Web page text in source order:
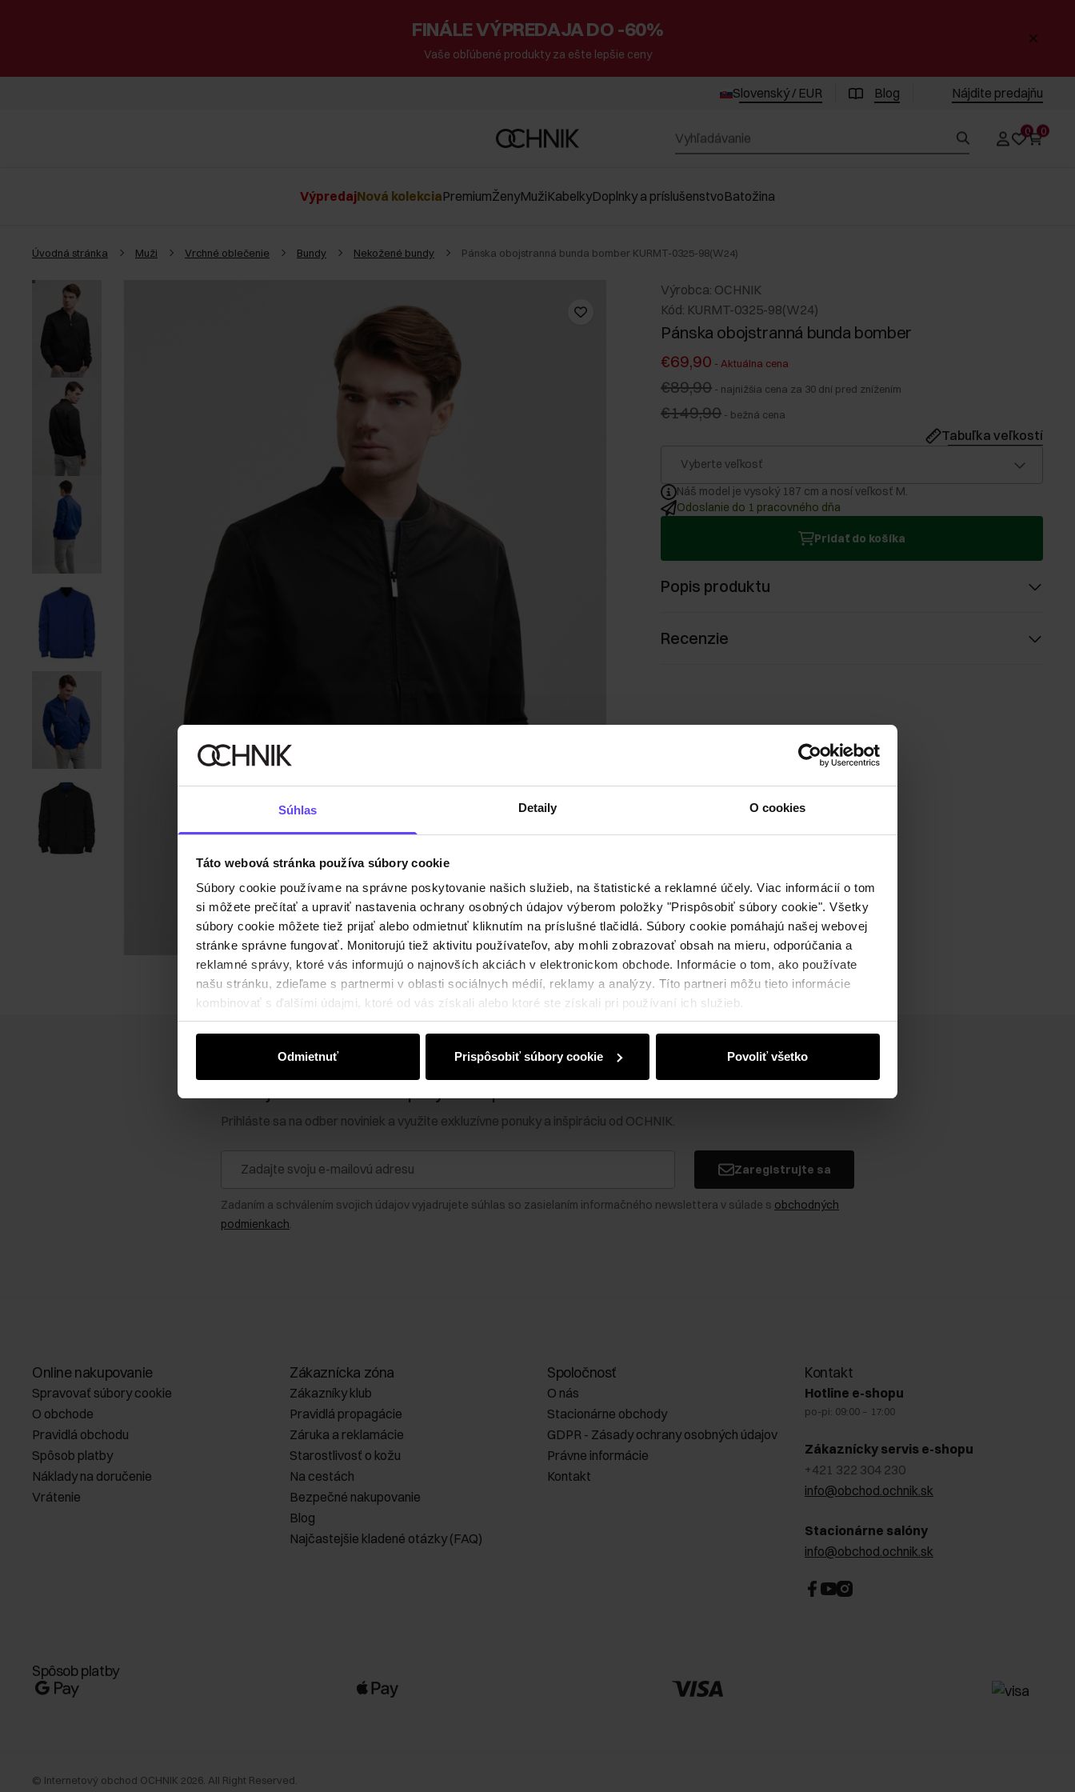
Súhlas Detaily O cookies
Táto webová stránka používa súbory cookie
Súbory cookie používame na správne poskytovanie našich služieb, na štatistické a reklamné účely. Viac informácií o tom
si môžete prečítať a upraviť nastavenia ochrany osobných údajov výberom položky "Prispôsobiť súbory cookie". Všetky
súbory cookie môžete tiež prijať alebo odmietnuť kliknutím na príslušné tlačidlá. Súbory cookie pomáhajú našej webovej
stránke správne fungovať. Monitorujú tiež aktivitu používateľov, aby mohli zobrazovať obsah na mieru, odporúčania a
reklamné správy, ktoré vás informujú o najnovších akciách v elektronickom obchode. Informácie o tom, ako používate
našu stránku, zdieľame s partnermi v oblasti sociálnych médií, reklamy a analýzy. Títo partneri môžu tieto informácie
kombinovať s ďalšími údajmi, ktoré od vás získali alebo ktoré ste získali pri používaní ich služieb.
Odmietnuť Prispôsobiť súbory cookie Povoliť všetko
FINÁLE VÝPREDAJA DO -60%
Vaše obľúbené produkty za ešte lepšie ceny
Slovenský / EUR Blog Nájdite predajňu
0 0
VýpredajNová kolekciaPremiumŽenyMužiKabelkyDoplnky a príslušenstvoBatožina
Úvodná stránka Muži Vrchné oblečenie Bundy Nekožené bundy Pánska obojstranná bunda bomber KURMT-0325-98(W24)
Výrobca: OCHNIK
Kód: KURMT-0325-98(W24)
Pánska obojstranná bunda bomber
€69,90 - Aktuálna cena
€89,90 - najnižšia cena za 30 dní pred znížením
€149,90 - bežná cena
Tabuľka veľkostí
Vyberte veľkosť
Náš model je vysoký 187 cm a nosí veľkosť M.
Odoslanie do 1 pracovného dňa
Pridať do košíka
Popis produktu
Recenzie
Prihláste sa na odber noviniek a využite exkluzívne ponuky a inšpiráciu od OCHNIK.
Zaregistrujte sa
Zadaním a schválením svojich údajov vyjadrujete súhlas so zasielaním informačného newslettera v súlade s obchodných
podmienkach.
Online nakupovanie
Spravovať súbory cookie
O obchode
Pravidlá obchodu
Spôsob platby
Náklady na doručenie
Vrátenie
Zákaznícka zóna
Zákazníky klub
Pravidlá propagácie
Záruka a reklamácie
Starostlivosť o kožu
Na cestách
Bezpečné nakupovanie
Blog
Najčastejšie kladené otázky (FAQ)
Spoločnosť
O nás
Stacionárne obchody
GDPR - Zásady ochrany osobných údajov
Právne informácie
Kontakt
Kontakt
Hotline e-shopu
po-pi: 09:00 – 17:00
Zákaznícky servis e-shopu
+421 322 304 230
info@obchod.ochnik.sk
Stacionárne salóny
info@obchod.ochnik.sk
Spôsob platby
© Internetový obchod OCHNIK 2026 . All Right Reserved.